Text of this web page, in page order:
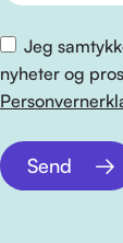
Jeg
nyheter og
Send